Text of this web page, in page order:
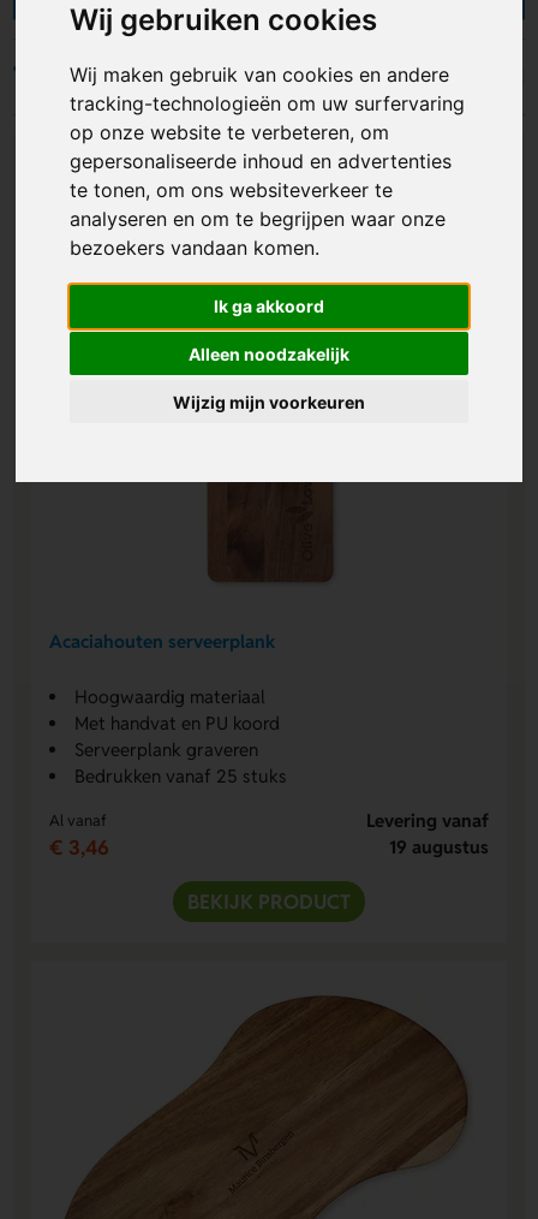
Wij gebruiken cookies
Wij maken gebruik van cookies en andere
tracking-technologieën om uw surfervaring
op onze website te verbeteren, om
gepersonaliseerde inhoud en advertenties
te tonen, om ons websiteverkeer te
analyseren en om te begrijpen waar onze
bezoekers vandaan komen.
Ik ga akkoord
Alleen noodzakelijk
Wijzig mijn voorkeuren
keuze. Allen geschikt voor het serveren van
Ze kunnen bedrukt worden met een logo of
naam, maar wij kunnen ookserveerplanken
graverenvoor een nog mooiere uitstraling. Of je
nu een feest organiseert, op een leuke manier
eten wilt presenteren of naar een nuttig cadeau
zoekt voor relaties thuis, met gepersonaliseerde
serveerplanken sla je nooit de plank mis!
Filters
Acaciahouten serveerplank
Hoogwaardig materiaal
Met handvat en PU koord
Serveerplank graveren
Bedrukken vanaf 25 stuks
Al vanaf
€ 3,46
Levering vanaf
19 augustus
BEKIJK PRODUCT